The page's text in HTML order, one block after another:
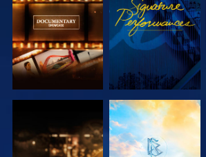
SERIEN
UTFORSKA
SERIEN
UTFORSKA
SERIEN